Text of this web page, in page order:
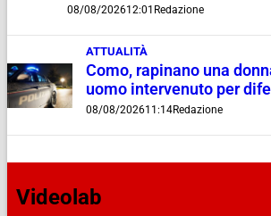
08/08/202612:01 Redazione
ATTUALITÀ
Como, rapinano una
uomo intervenuto per
08/08/202611:14Redazione
Videolab